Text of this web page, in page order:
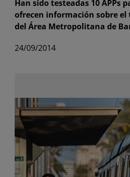
Han sido testeadas 10 APPs
ofrecen información sobre
del Área Metropolitana de
24/09/2014